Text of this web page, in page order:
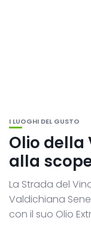
I LUOGHI DEL GUSTO
Olio della
alla
La Strada del
Valdichiana
con il suo Olio